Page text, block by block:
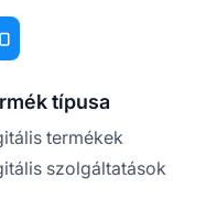
típusa
termékek
szolgáltatások